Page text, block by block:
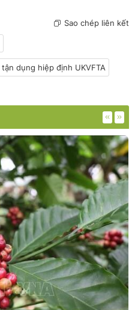
Sao chép liên kết
tận dụng hiệp định UKVFTA